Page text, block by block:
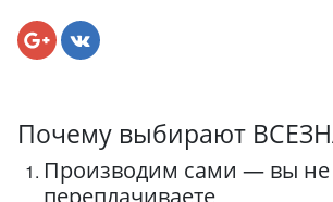
Почему выбирают
Производим сами — вы не
переплачиваете